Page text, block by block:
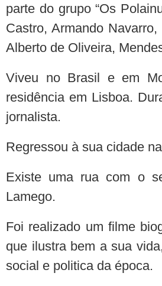
parte do grupo “Os
Castro, Armando
Alberto de Oliveira,
Viveu no Brasil e em
residência em Lisboa.
jornalista.
Regressou à sua cidade
Existe uma rua com o
Lamego.
Foi realizado um filme
que ilustra bem a sua
social e politica da época.